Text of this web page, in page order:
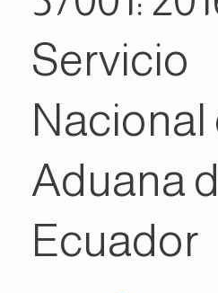
Servicio
Nacional
Aduana
Ecuador